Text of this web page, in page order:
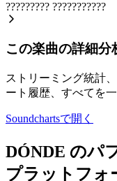
????????? ???????????
この楽曲の詳細分
ストリーミング統計
ート履歴、すべてを一
Soundchartsで開く
DÓNDE のパ
プラットフォ